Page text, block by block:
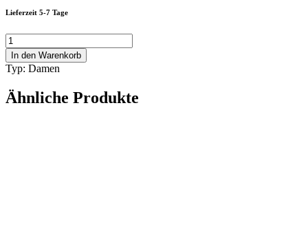
Lieferzeit 5-7 Tage
Loewe
-
LW40118I
25E
Menge
In den Warenkorb
Typ: Damen
Ähnliche Produkte